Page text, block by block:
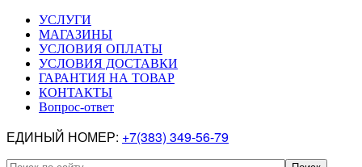
УСЛУГИ
МАГАЗИНЫ
УСЛОВИЯ ОПЛАТЫ
УСЛОВИЯ ДОСТАВКИ
ГАРАНТИЯ НА ТОВАР
КОНТАКТЫ
Вопрос-ответ
ЕДИНЫЙ НОМЕР: +7(383) 349-56-79